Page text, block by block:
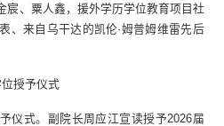
宸、粟人鑫，援外学历学位教育项目社
、来自乌干达的凯伦·姆普姆维雷先后
授予仪式
仪式。副院长周应江宣读授予2026届